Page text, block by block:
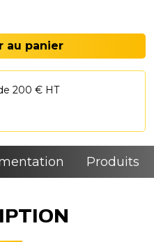
au panier
200 € HT
Produits